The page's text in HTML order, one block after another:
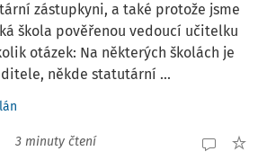
zástupkyni, a také protože jsme
škola pověřenou vedoucí učitelku
otázek: Na některých školách je
někde statutární ...
3 minuty čtení